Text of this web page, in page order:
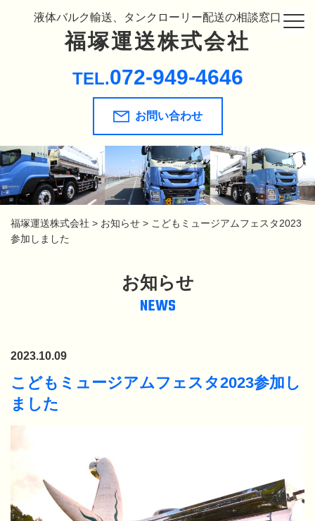
液体バルク輸送、タンクローリー配送の相談窓口
福塚運送株式会社
TEL.072-949-4646
お問い合わせ
福塚運送株式会社 > お知らせ > こどもミュージアムフェスタ2023
参加しました
お知らせ
NEWS
2023.10.09
こどもミュージアムフェスタ2023参加し
ました